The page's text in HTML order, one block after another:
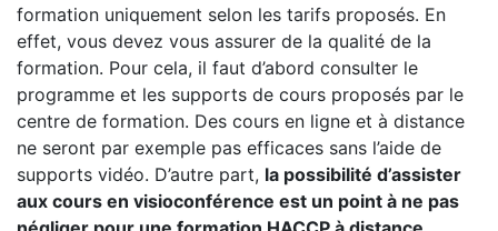
formation uniquement selon les tarifs proposés. En
effet, vous devez vous assurer de la qualité de la
formation. Pour cela, il faut d’abord consulter le
programme et les supports de cours proposés par le
centre de formation. Des cours en ligne et à distance
ne seront par exemple pas efficaces sans l’aide de
supports vidéo. D’autre part, la possibilité d’assister
aux cours en visioconférence est un point à ne pas